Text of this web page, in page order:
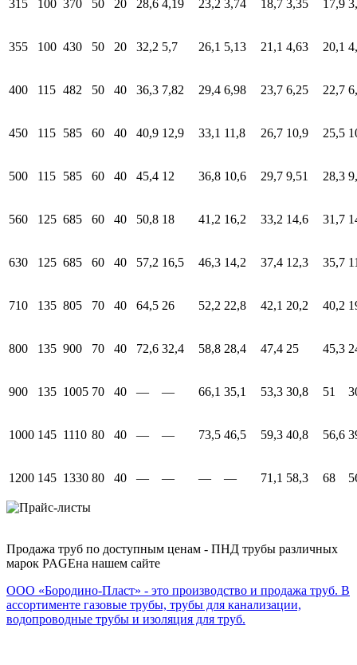
315 100 370 50 20 28,6 4,19 23,2 3,74 18,7 3,35 17,9
355 100 430 50 20 32,2 5,7 26,1 5,13 21,1 4,63 20,1
400 115 482 50 40 36,3 7,82 29,4 6,98 23,7 6,25 22,7
450 115 585 60 40 40,9 12,9 33,1 11,8 26,7 10,9 25,5
500 115 585 60 40 45,4 12 36,8 10,6 29,7 9,51 28,3
560 125 685 60 40 50,8 18 41,2 16,2 33,2 14,6 31,7
630 125 685 60 40 57,2 16,5 46,3 14,2 37,4 12,3 35,7
710 135 805 70 40 64,5 26 52,2 22,8 42,1 20,2 40,2
800 135 900 70 40 72,6 32,4 58,8 28,4 47,4 25 45,3
900 135 1005 70 40 — — 66,1 35,1 53,3 30,8 51
1000 145 1110 80 40 — — 73,5 46,5 59,3 40,8 56,6
1200 145 1330 80 40 — — — — 71,1 58,3 68
Продажа труб по доступным ценам - ПНД трубы различных
марок PAGEна нашем сайте
ООО «Бородино-Пласт» - это производство и продажа труб. В
ассортименте газовые трубы, трубы для канализации,
водопроводные трубы и изоляция для труб.